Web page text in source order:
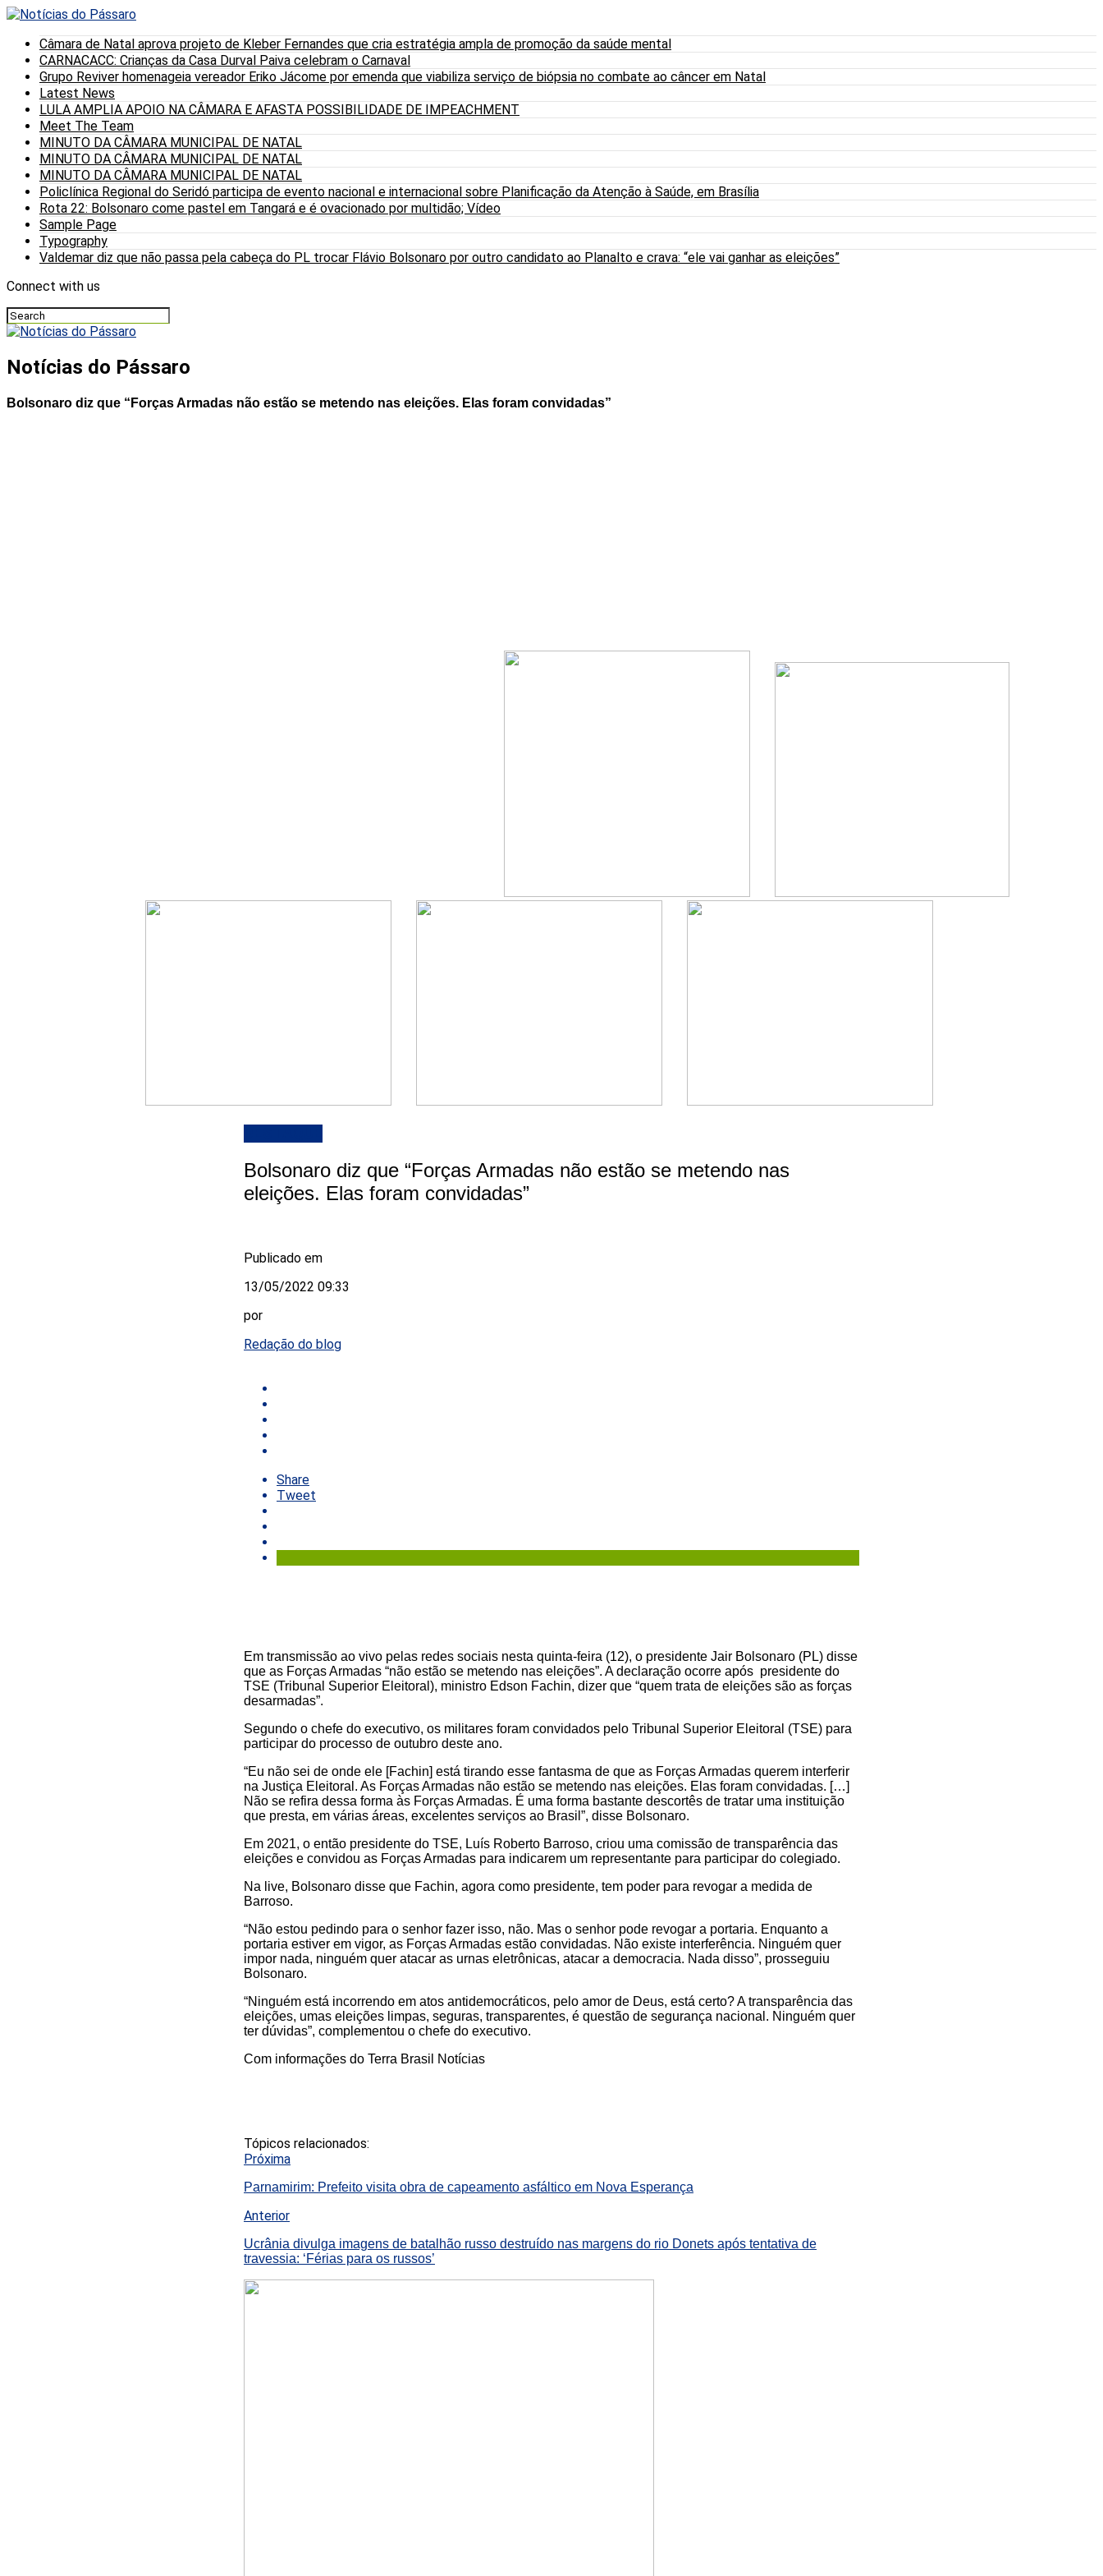
Câmara de Natal aprova projeto de Kleber Fernandes que cria estratégia ampla de promoção da saúde mental
CARNACACC: Crianças da Casa Durval Paiva celebram o Carnaval
Grupo Reviver homenageia vereador Eriko Jácome por emenda que viabiliza serviço de biópsia no combate ao câncer em Natal
Latest News
LULA AMPLIA APOIO NA CÂMARA E AFASTA POSSIBILIDADE DE IMPEACHMENT
Meet The Team
MINUTO DA CÂMARA MUNICIPAL DE NATAL
MINUTO DA CÂMARA MUNICIPAL DE NATAL
MINUTO DA CÂMARA MUNICIPAL DE NATAL
Policlínica Regional do Seridó participa de evento nacional e internacional sobre Planificação da Atenção à Saúde, em Brasília
Rota 22: Bolsonaro come pastel em Tangará e é ovacionado por multidão; Vídeo
Sample Page
Typography
Valdemar diz que não passa pela cabeça do PL trocar Flávio Bolsonaro por outro candidato ao Planalto e crava: “ele vai ganhar as eleições”
Connect with us
Notícias do Pássaro
Bolsonaro diz que “Forças Armadas não estão se metendo nas eleições. Elas foram convidadas”
Bolsonaro diz que “Forças Armadas não estão se metendo nas
eleições. Elas foram convidadas”
Publicado em
13/05/2022 09:33
por
Redação do blog
Share
Tweet
Em transmissão ao vivo pelas redes sociais nesta quinta-feira (12), o presidente Jair Bolsonaro (PL) disse
que as Forças Armadas “não estão se metendo nas eleições”. A declaração ocorre após presidente do
TSE (Tribunal Superior Eleitoral), ministro Edson Fachin, dizer que “quem trata de eleições são as forças
desarmadas”.
Segundo o chefe do executivo, os militares foram convidados pelo Tribunal Superior Eleitoral (TSE) para
participar do processo de outubro deste ano.
“Eu não sei de onde ele [Fachin] está tirando esse fantasma de que as Forças Armadas querem interferir
na Justiça Eleitoral. As Forças Armadas não estão se metendo nas eleições. Elas foram convidadas. […]
Não se refira dessa forma às Forças Armadas. É uma forma bastante descortês de tratar uma instituição
que presta, em várias áreas, excelentes serviços ao Brasil”, disse Bolsonaro.
Em 2021, o então presidente do TSE, Luís Roberto Barroso, criou uma comissão de transparência das
eleições e convidou as Forças Armadas para indicarem um representante para participar do colegiado.
Na live, Bolsonaro disse que Fachin, agora como presidente, tem poder para revogar a medida de
Barroso.
“Não estou pedindo para o senhor fazer isso, não. Mas o senhor pode revogar a portaria. Enquanto a
portaria estiver em vigor, as Forças Armadas estão convidadas. Não existe interferência. Ninguém quer
impor nada, ninguém quer atacar as urnas eletrônicas, atacar a democracia. Nada disso”, prosseguiu
Bolsonaro.
“Ninguém está incorrendo em atos antidemocráticos, pelo amor de Deus, está certo? A transparência das
eleições, umas eleições limpas, seguras, transparentes, é questão de segurança nacional. Ninguém quer
ter dúvidas”, complementou o chefe do executivo.
Com informações do Terra Brasil Notícias
Tópicos relacionados:
Próxima
Parnamirim: Prefeito visita obra de capeamento asfáltico em Nova Esperança
Anterior
Ucrânia divulga imagens de batalhão russo destruído nas margens do rio Donets após tentativa de
travessia: ‘Férias para os russos’